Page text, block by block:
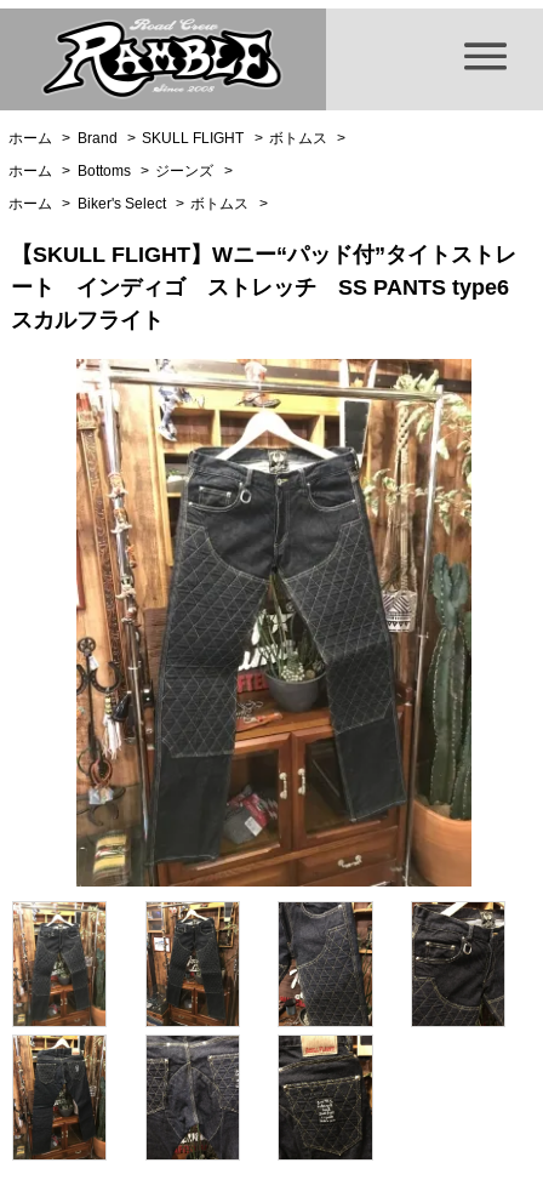
ホーム > Brand > SKULL FLIGHT > ボトムス
>
ホーム
> Bottoms > ジーンズ
>
ホーム
> Biker's Select > ボトムス >
【SKULL FLIGHT】Wニー“パッド付”タイトストレ
ート インディゴ ストレッチ SS PANTS type6
スカルフライト